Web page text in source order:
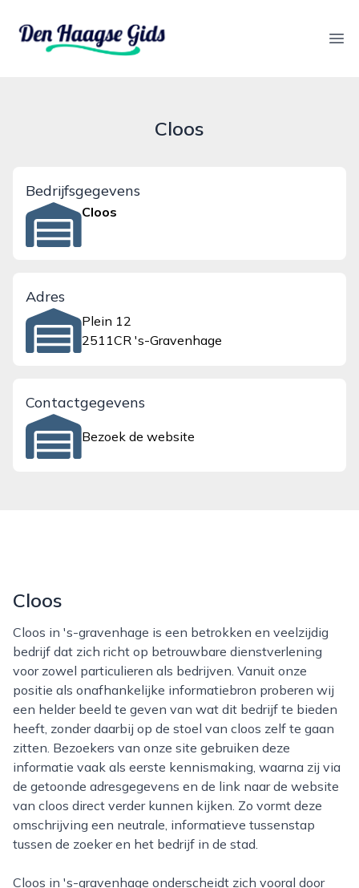
denhaagsegids.nl
Cloos
Bedrijfsgegevens
Cloos
Adres
Plein 12
2511CR 's-Gravenhage
Contactgegevens
Bezoek de website
Cloos
Cloos in 's-gravenhage is een betrokken en veelzijdig
bedrijf dat zich richt op betrouwbare dienstverlening
voor zowel particulieren als bedrijven. Vanuit onze
positie als onafhankelijke informatiebron proberen wij
een helder beeld te geven van wat dit bedrijf te bieden
heeft, zonder daarbij op de stoel van cloos zelf te gaan
zitten. Bezoekers van onze site gebruiken deze
informatie vaak als eerste kennismaking, waarna zij via
de getoonde adresgegevens en de link naar de website
van cloos direct verder kunnen kijken. Zo vormt deze
omschrijving een neutrale, informatieve tussenstap
tussen de zoeker en het bedrijf in de stad.
Cloos in 's-gravenhage onderscheidt zich vooral door